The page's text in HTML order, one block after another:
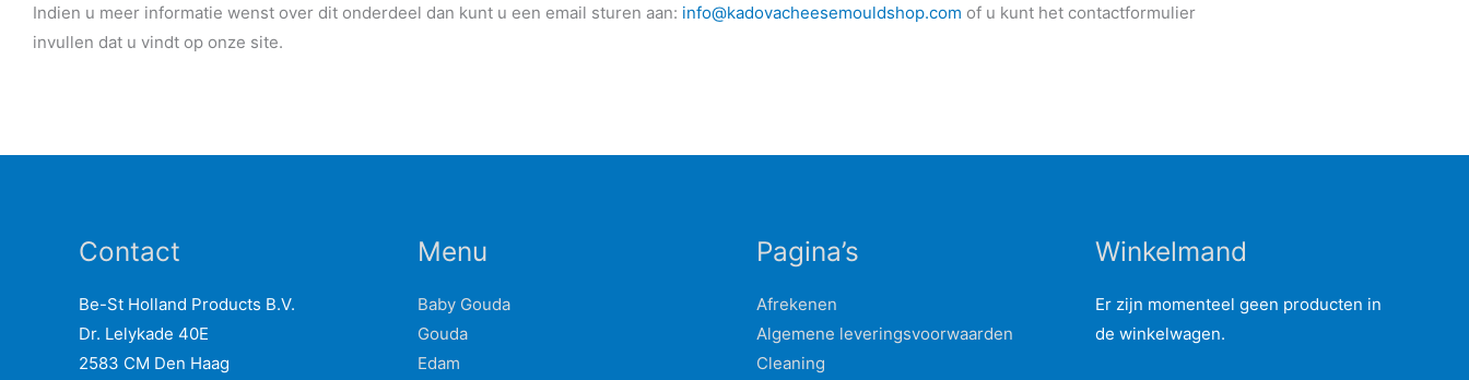
Indien u meer informatie wenst over dit onderdeel dan kunt u een email sturen aan: info@kadovacheesemouldshop.com of u kunt het contactformulier
invullen dat u vindt op onze site.
Contact
Be-St Holland Products B.V.
Dr. Lelykade 40E
2583 CM Den Haag
Menu
Baby Gouda
Gouda
Edam
Pagina’s
Afrekenen
Algemene leveringsvoorwaarden
Cleaning
Winkelmand